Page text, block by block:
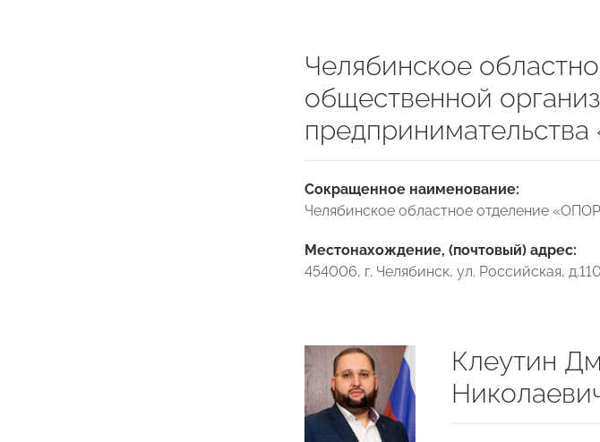
Челябинское
общественной
Сокращенное наименование:
Челябинское областное отделение
Местонахождение, (почтовый) адрес:
454006, г. Челябинск, ул. Российская,
Клеутин